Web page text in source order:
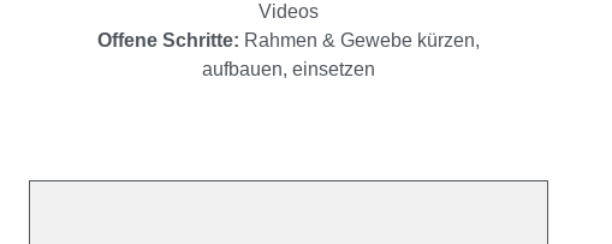
Videos
Offene Schritte: Rahmen & Gewebe kürzen,
aufbauen, einsetzen